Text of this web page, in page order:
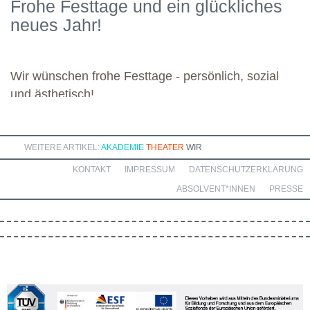
kommenden Module. Günther wünscht allen weiteren
Dozierenden viel Freude bei ihren Modulen sowie eine ebenso
Frohe Festtage und ein glückliches
neues Jahr!
Wir wünschen frohe Festtage - persönlich, sozial
und ästhetisch!
WEITERE ARTIKEL: AKADEMIE THEATER WIR
DATENSCHUTZERKLÄRUNG
IMPRESSUM
KONTAKT
PRESSE
ABSOLVENT*INNEN